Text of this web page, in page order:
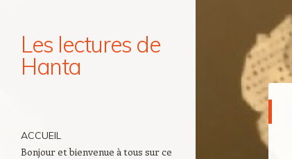
Les lectures de
Hanta
ACCUEIL
Bonjour et bienvenue à tous sur ce